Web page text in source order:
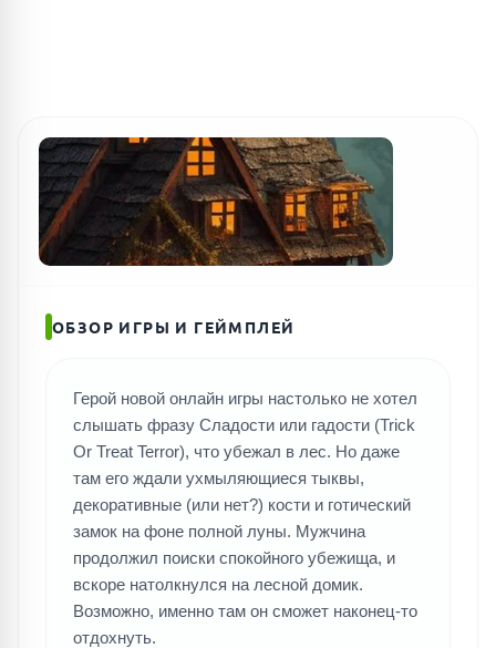
ОБЗОР ИГРЫ И ГЕЙМПЛЕЙ
Герой новой онлайн игры настолько не хотел
слышать фразу Сладости или гадости (Trick
Or Treat Terror), что убежал в лес. Но даже
там его ждали ухмыляющиеся тыквы,
декоративные (или нет?) кости и готический
замок на фоне полной луны. Мужчина
продолжил поиски спокойного убежища, и
вскоре натолкнулся на лесной домик.
Возможно, именно там он сможет наконец-то
отдохнуть.